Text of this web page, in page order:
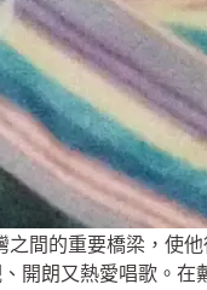
之間的重要橋梁，使
開朗又熱愛唱歌。